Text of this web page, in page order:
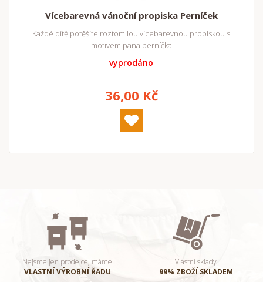
Vícebarevná vánoční propiska Perníček
Každé dítě potěšíte roztomilou vícebarevnou propiskou s
motivem pana perníčka
vyprodáno
36,00 Kč
Nejsme jen prodejce, máme
VLASTNÍ VÝROBNÍ ŘADU
Vlastní sklady
99% ZBOŽÍ SKLADEM